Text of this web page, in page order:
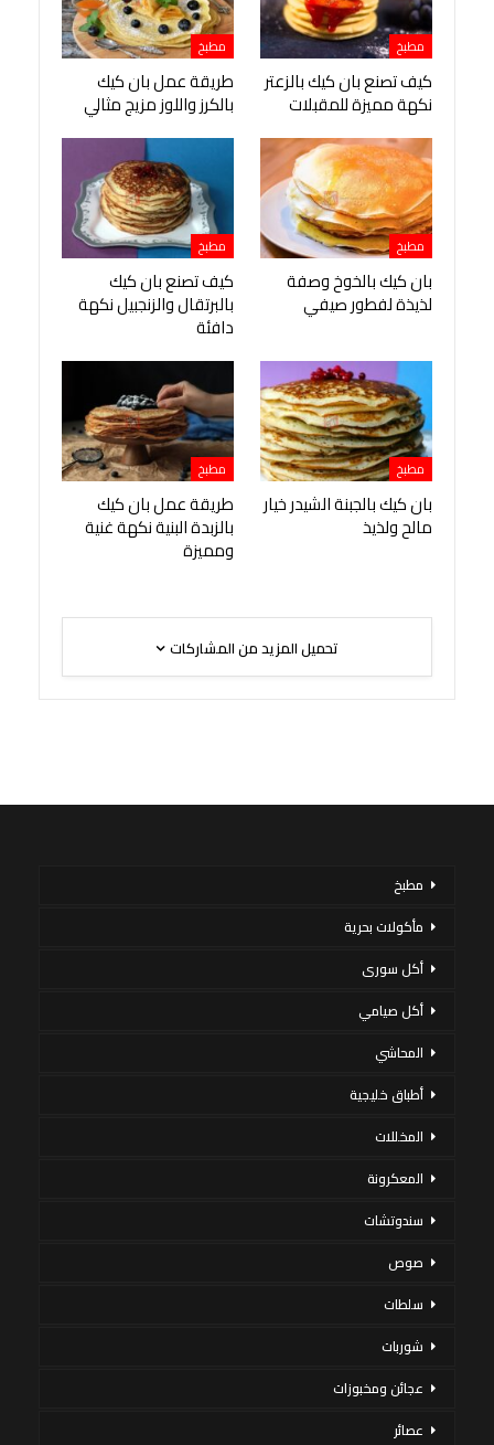
مطبخ
كيف تصنع بان كيك بالزعتر
نكهة مميزة للمقبلات
مطبخ
طريقة عمل بان كيك
بالكرز واللوز مزيج مثالي
مطبخ
بان كيك بالخوخ وصفة
لذيذة لفطور صيفي
مطبخ
كيف تصنع بان كيك
بالبرتقال والزنجبيل نكهة
دافئة
مطبخ
بان كيك بالجبنة الشيدر خيار
مالح ولذيذ
مطبخ
طريقة عمل بان كيك
بالزبدة البنية نكهة غنية
ومميزة
تحميل المزيد من المشاركات
مطبخ
مأكولات بحرية
أكل سورى
أكل صيامي
المحاشي
أطباق خليجية
المخللات
المعكرونة
سندوتشات
صوص
سلطات
شوربات
عجائن ومخبوزات
عصائر